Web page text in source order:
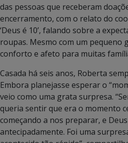
das pessoas que receberam
encerramento, com o relato do
‘Deus é 10’, falando sobre a
roupas. Mesmo com um pequeno
conforto e afeto para muitas
Casada há seis anos, Roberta
Embora planejasse esperar o
veio como uma grata surpresa.
queria sentir que era o momento
começando a nos preparar, e
antecipadamente. Foi uma